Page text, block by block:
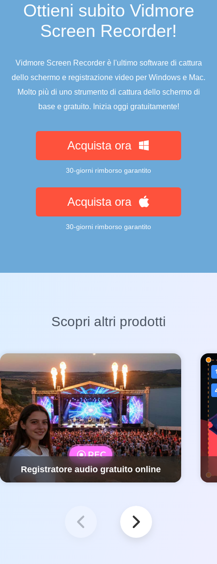
Ottieni subito Vidmore
Screen Recorder!
Vidmore Screen Recorder è l'ultimo software di cattura
dello schermo e registrazione video per Windows e Mac.
Molto più di uno strumento di cattura dello schermo di
base e gratuito. Inizia oggi gratuitamente!
Acquista ora
30-giorni rimborso garantito
Acquista ora
30-giorni rimborso garantito
Scopri altri prodotti
Registratore audio gratuito online